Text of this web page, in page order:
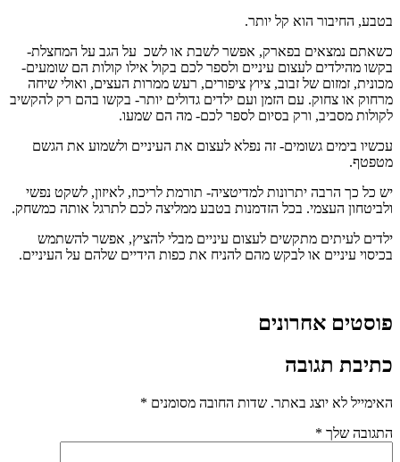
בטבע, החיבור הוא קל יותר.
כשאתם נמצאים בפארק, אפשר לשבת או לשכ על הגב על המחצלת-
בקשו מהילדים לעצום עיניים ולספר לכם בקול אילו קולות הם שומעים-
מכונית, זמזום של זבוב, ציוץ ציפורים, רעש ממרות העצים, ואולי שיחה
מרחוק או צחוק. עם הזמן ועם ילדים גדולים יותר- בקשו בהם רק להקשיב
לקולות מסביב, ורק בסיום לספר לכם- מה הם שמעו.
עכשיו בימים גשומים- זה נפלא לעצום את העיניים ולשמוע את הגשם
מטפטף.
יש כל כך הרבה יתרונות למדיטציה- תורמת לריכוז, לאיזון, לשקט נפשי
ולביטחון העצמי. בכל הזדמנות בטבע ממליצה לכם לתרגל אותה כמשחק.
ילדים לעיתים מתקשים לעצום עיניים מבלי להציץ, אפשר להשתמש
בכיסוי עיניים או לבקש מהם להניח את כפות הידיים שלהם על העיניים.
פוסטים אחרונים
כתיבת תגובה
האימייל לא יוצג באתר. שדות החובה מסומנים *
התגובה שלך *